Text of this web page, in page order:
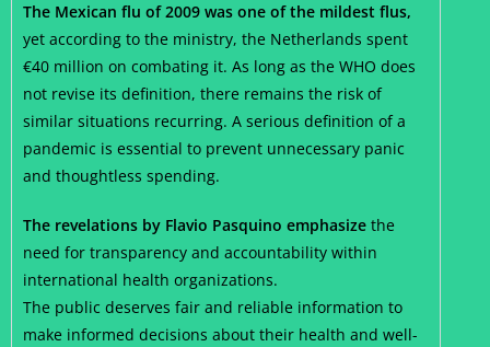
The Mexican flu of 2009 was one of the mildest flus,
yet according to the ministry, the Netherlands spent
€40 million on combating it. As long as the WHO does
not revise its definition, there remains the risk of
similar situations recurring. A serious definition of a
pandemic is essential to prevent unnecessary panic
and thoughtless spending.
The revelations by Flavio Pasquino emphasize the
need for transparency and accountability within
international health organizations.
The public deserves fair and reliable information to
make informed decisions about their health and well-